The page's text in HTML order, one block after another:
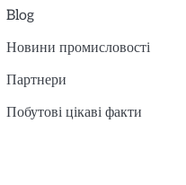
Blog
Новини промисловості
Партнери
Побутові цікаві факти